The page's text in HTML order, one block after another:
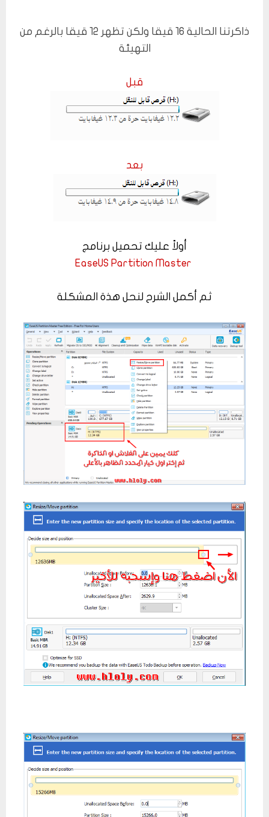
ذاكرتنا الحالية 16 قيقا ولكن تظهر 12 قيقا بالرغم من
التهيئة
قبل
بعد
أولاً عليك تحميل برنامج
EaseUS Partition Master
ثم أكمل الشرح لنحل هذة المشكلة